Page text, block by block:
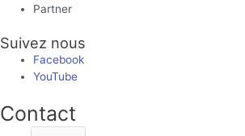
Partner
Suivez nous
Facebook
YouTube
Contact